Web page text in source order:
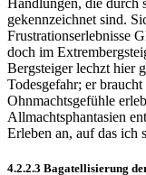
Handlungen, die durch
gekennzeichnet sind.
Frustrationserlebnisse
doch im
Bergsteiger lechzt hier
Todesgefahr; er
Ohnmachtsgefühle
Allmachtsphantasien
Erleben an, auf das ich
4.2.2.3 Bagatellisierung